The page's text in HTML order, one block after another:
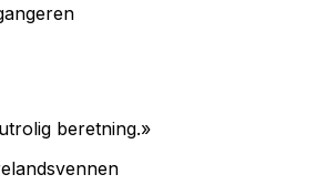
beretning.»